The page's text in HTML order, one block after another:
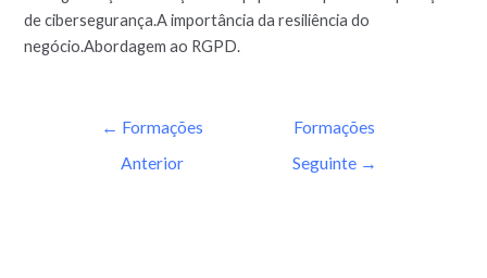
de cibersegurança.A importância da resiliência do
negócio.Abordagem ao RGPD.
← Formações
Anterior
Formações
Seguinte →